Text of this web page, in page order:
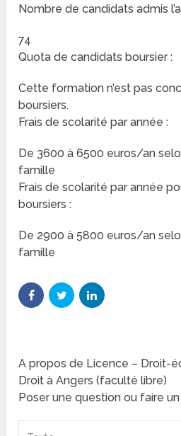
Nombre de candidats admis
74
Quota de candidats boursier :
Cette formation n’est pas
boursiers.
Frais de scolarité par année :
De 3600 à 6500 euros/an
famille
Frais de scolarité par année
boursiers :
De 2900 à 5800 euros/an
famille
A propos de Licence – Droit-
Droit à Angers (faculté libre)
Poser une question ou faire